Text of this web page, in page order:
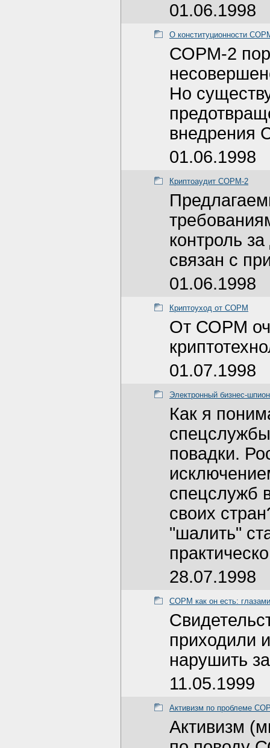
01.06.1998
О конституционности
СОРМ-2
Но
внедрения
01.06.1998
Криптоаудит СОРМ-2
контроль
связан с
01.06.1998
Криптоуход от СОРМ
От СОРМ
01.07.1998
Электронный бизнес-
Как я
повадки.
спецслужб
своих
"шалить"
28.07.1998
СОРМ как он есть:
приходили
нарушить
11.05.1999
Активизм по проблеме
Активизм